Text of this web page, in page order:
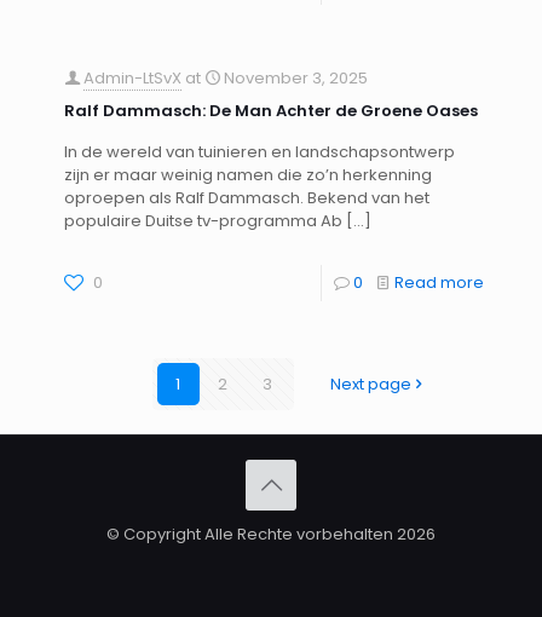
Admin-LtSvX at
November 3, 2025
Ralf Dammasch: De Man Achter de Groene Oases
In de wereld van tuinieren en landschapsontwerp
zijn er maar weinig namen die zo’n herkenning
oproepen als Ralf Dammasch. Bekend van het
populaire Duitse tv-programma Ab […]
0 0 Read more
1 2 3 Next page
© Copyright Alle Rechte vorbehalten 2026